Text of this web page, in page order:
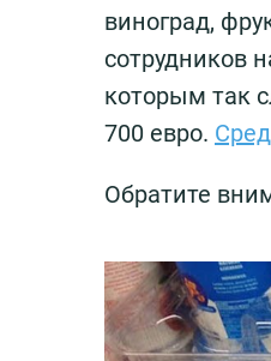
виноград,
сотрудников
которым так
700 евро.
Обратите